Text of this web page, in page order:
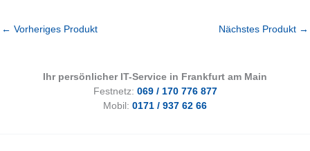
← Vorheriges Produkt Nächstes Produkt →
Ihr persönlicher IT-Service in Frankfurt am Main
Festnetz: 069 / 170 776 877
Mobil: 0171 / 937 62 66